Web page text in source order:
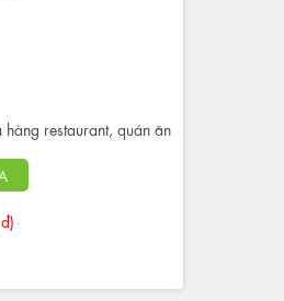
restaurant, quán ăn